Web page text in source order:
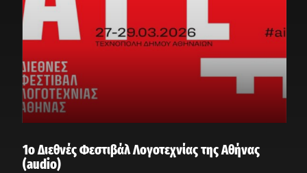
1ο Διεθνές Φεστιβάλ Λογοτεχνίας της Αθήνας
(audio)